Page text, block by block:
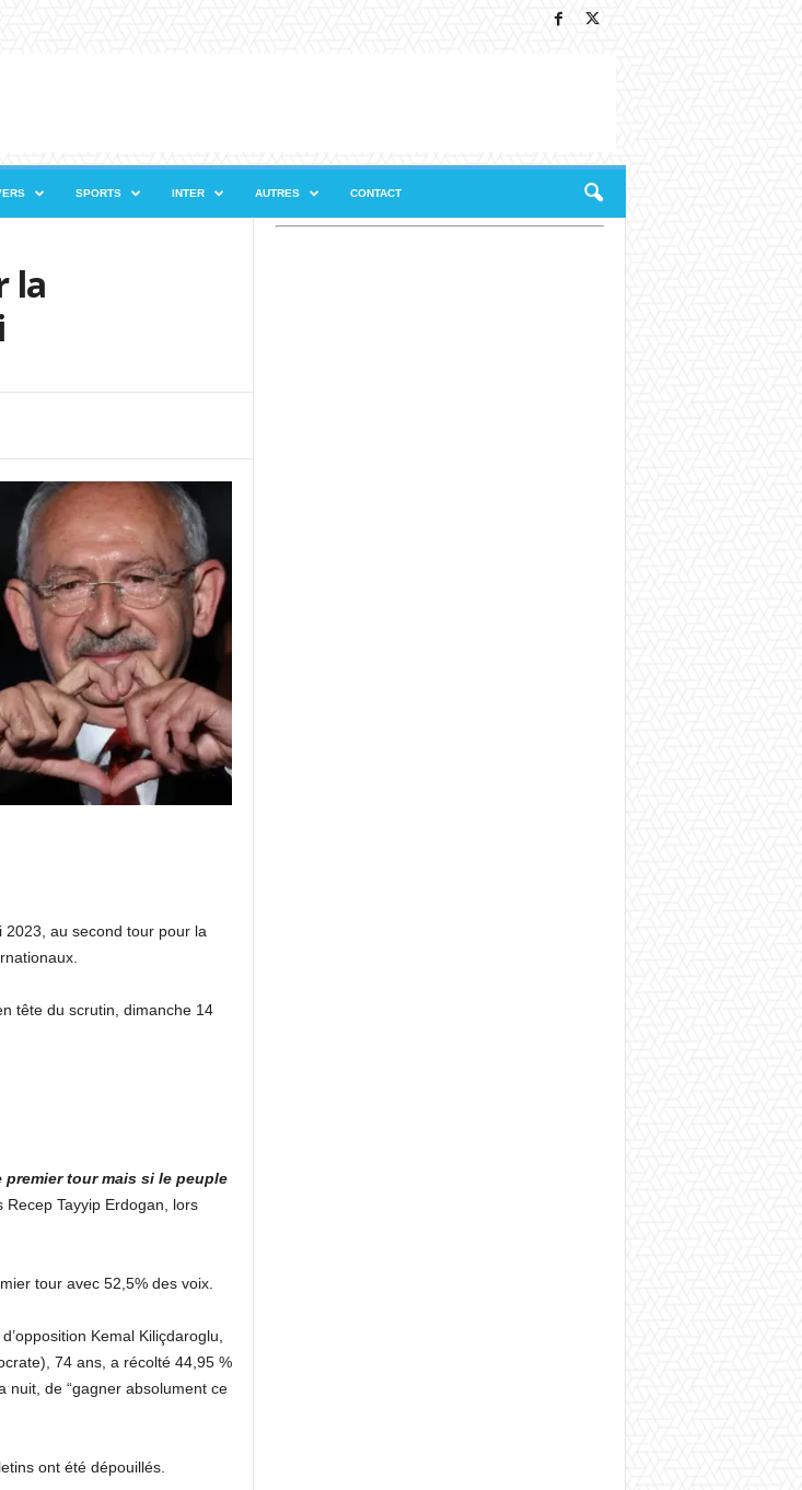
SPORTS INTER AUTRES CONTACT
la
2023, au second tour pour la
tête du scrutin, dimanche 14
premier tour mais si le peuple
Recep Tayyip Erdogan, lors
tour avec 52,5% des voix.
Kemal Kiliçdaroglu,
74 ans, a récolté 44,95 %
de “gagner absolument ce
ont été dépouillés.